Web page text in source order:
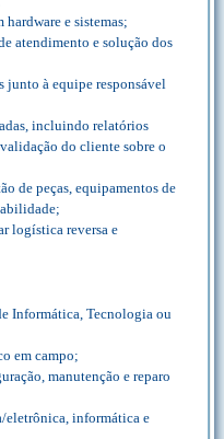
e sistemas;
atendimento e solução dos
junto à equipe responsável
incluindo relatórios
do cliente sobre o
de peças, equipamentos de
logística reversa e
Informática, Tecnologia ou
em campo;
manutenção e reparo
eletrônica, informática e